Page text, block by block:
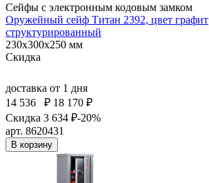
Сейфы с электронным кодовым замком
Оружейный сейф Титан 2392, цвет графит
структурированный
230x300x250 мм
Скидка
доставка от 1 дня
14 536
₽ 18 170 ₽
Скидка 3 634 ₽-20%
арт. 8620431
В корзину